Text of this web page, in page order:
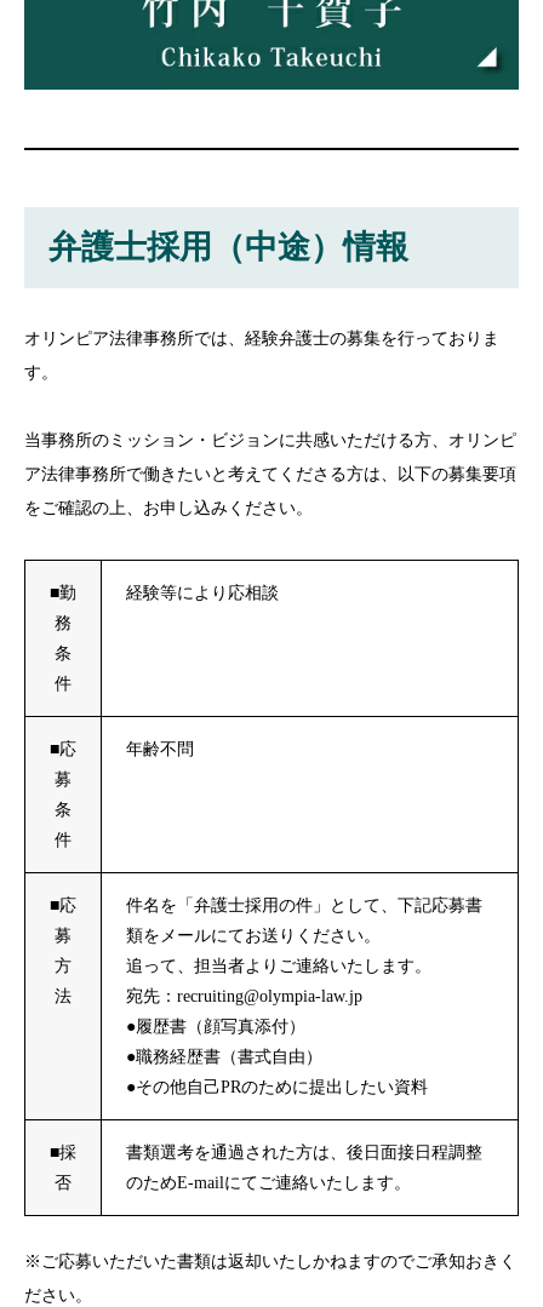
弁護士採用（中途）情報
オリンピア法律事務所では、経験弁護士の募集を行っておりま
す。
当事務所のミッション・ビジョンに共感いただける方、オリンピ
ア法律事務所で働きたいと考えてくださる方は、以下の募集要項
をご確認の上、お申し込みください。
■勤
務
条
件
経験等により応相談
■応
募
条
件
年齢不問
■応
募
方
法
件名を「弁護士採用の件」として、下記応募書
類をメールにてお送りください。
追って、担当者よりご連絡いたします。
宛先： recruiting@olympia-law.jp
●履歴書（顔写真添付）
●職務経歴書（書式自由）
●その他自己PRのために提出したい資料
■採
否
書類選考を通過された方は、後日面接日程調整
のためE-mailにてご連絡いたします。
※ご応募いただいた書類は返却いたしかねますのでご承知おきく
ださい。